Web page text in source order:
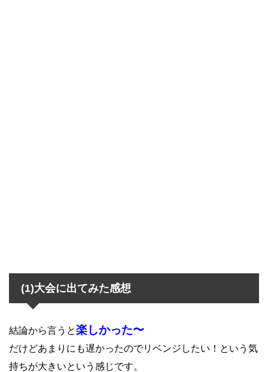
(1)大会に出てみた感想
結論から言うと楽しかった〜
だけどあまりにも遅かったのでリベンジしたい！という気
持ちが大きいという感じです。